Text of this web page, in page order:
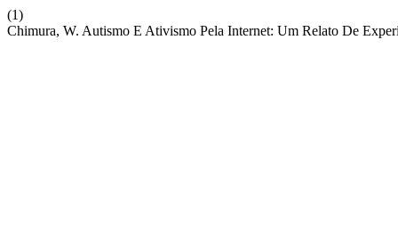
(1)
Chimura, W. Autismo E Ativismo Pela Internet: Um Relato De